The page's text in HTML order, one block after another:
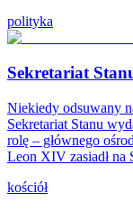
polityka
Sekretariat
Niekiedy odsuwany
Sekretariat Stanu
rolę – głównego
Leon XIV zasiadł na
kościół